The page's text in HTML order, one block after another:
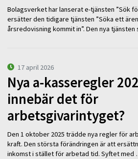
Bolagsverket har lanserat e-tjänsten ”Sök
ersätter den tidigare tjänsten ”Söka ett
årsredovisning kommit in”. Den nya
17 april 2026
Nya a-kasseregler
innebär det för
arbetsgivarintyget?
Den 1 oktober 2025 trädde nya regler för
kraft. Den största förändringen är att
inkomst i stället för arbetad tid. Syftet med